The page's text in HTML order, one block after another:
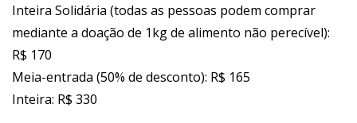
Inteira Solidária (todas as pessoas podem comprar
mediante a doação de 1kg de alimento não perecível):
R$ 170
Meia-entrada (50% de desconto): R$ 165
Inteira: R$ 330